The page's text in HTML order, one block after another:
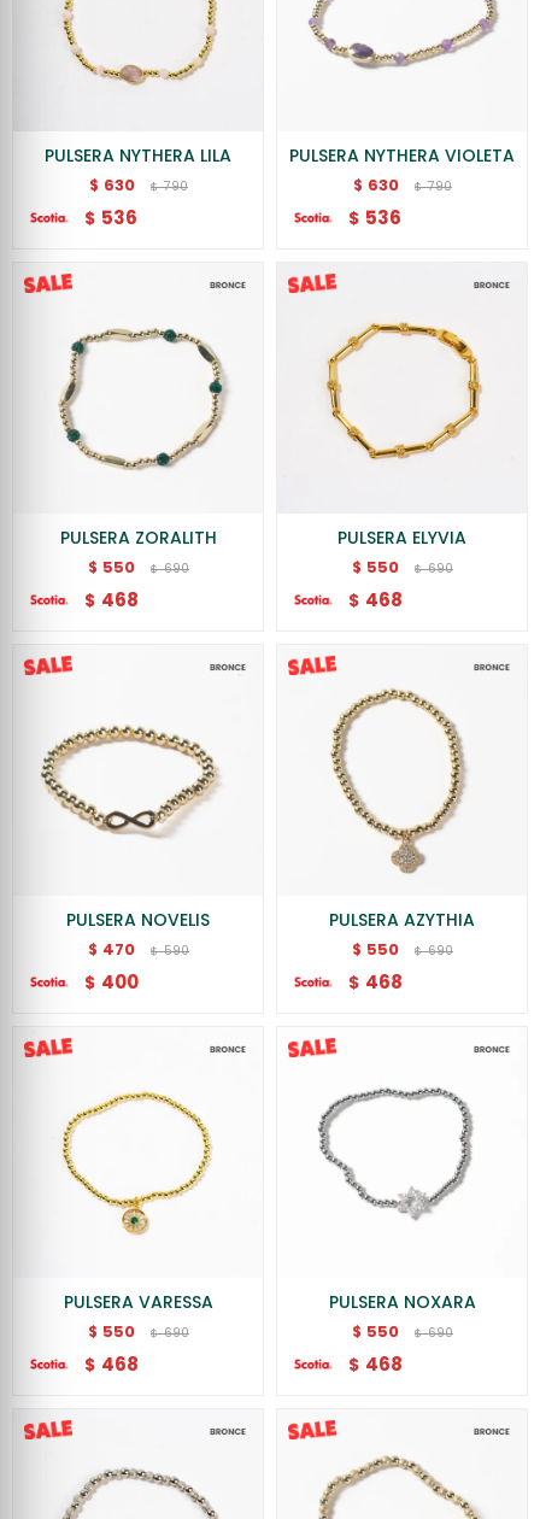
PULSERA NYTHERA LILA
$ 630 $ 790
$ 536
PULSERA NYTHERA VIOLETA
$ 630 $ 790
$ 536
PULSERA ZORALITH
$ 550 $ 690
$ 468
PULSERA ELYVIA
$ 550 $ 690
$ 468
PULSERA NOVELIS
$ 470 $ 590
$ 400
PULSERA AZYTHIA
$ 550 $ 690
$ 468
PULSERA VARESSA
$ 550 $ 690
$ 468
PULSERA NOXARA
$ 550 $ 690
$ 468